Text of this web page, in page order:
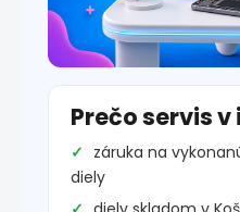
Prečo servis
záruka na
diely